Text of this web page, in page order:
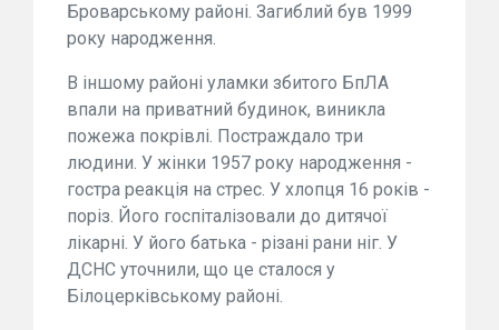
Броварському районі. Загиблий був 1999
року народження.
В іншому районі уламки збитого БпЛА
впали на приватний будинок, виникла
пожежа покрівлі. Постраждало три
людини. У жінки 1957 року народження -
гостра реакція на стрес. У хлопця 16 років -
поріз. Його госпіталізовали до дитячої
лікарні. У його батька - різані рани ніг. У
ДСНС уточнили, що це сталося у
Білоцерківському районі.